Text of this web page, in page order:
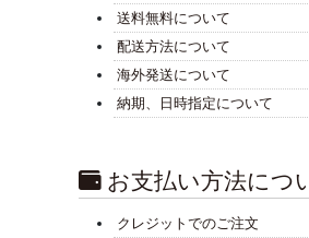
送料無料について
配送方法について
海外発送について
納期、日時指定について
お支払い方法につ
クレジットでのご注文